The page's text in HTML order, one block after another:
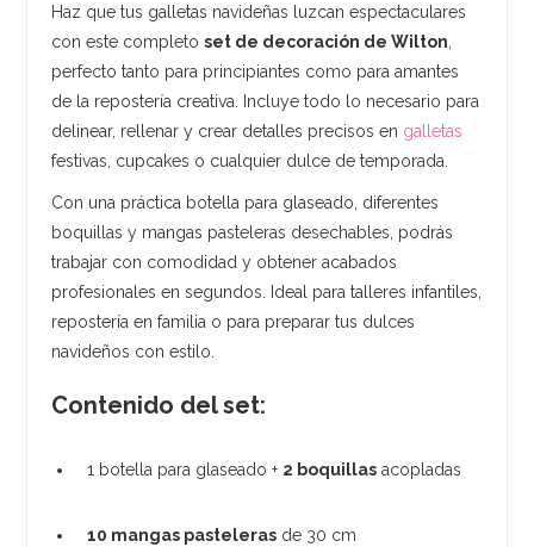
Haz que tus galletas navideñas luzcan espectaculares
con este completoset de decoración de Wilton
perfecto tanto para principiantes como para amantes
de la repostería creativa. Incluye todo lo necesario para
delinear, rellenar y crear detalles precisos en galletas
festivas, cupcakes o cualquier dulce de temporada.
Con una práctica botella para glaseado, diferentes
boquillas y mangas pasteleras desechables, podrás
trabajar con comodidad y obtener acabados
profesionales en segundos. Ideal para talleres infantiles,
repostería en familia o para preparar tus dulces
navideños con estilo.
Contenido del set:
1 botella para glaseado + 2 boquillas acopladas
10 mangas pasteleras de 30 cm